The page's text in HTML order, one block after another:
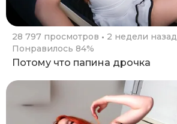
28 797 просмотров
2 недели назад
Понравилось 84%
Потому что папина дрочка